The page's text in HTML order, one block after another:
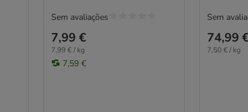
7,99 €
7,99 € / kg
7,59 €
Sem avaliações
74,99
7,50 € / kg
Sem